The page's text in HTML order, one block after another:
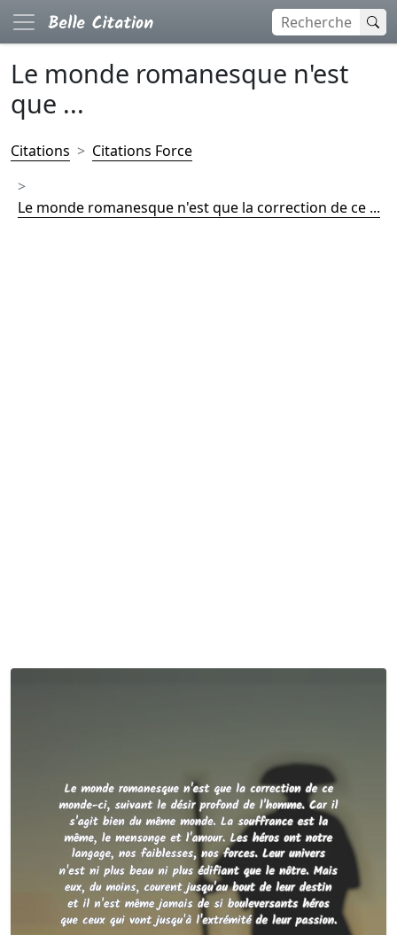
Le monde romanesque n'est
que ...
Citations Citations Force
Le monde romanesque n'est que la correction de ce ...